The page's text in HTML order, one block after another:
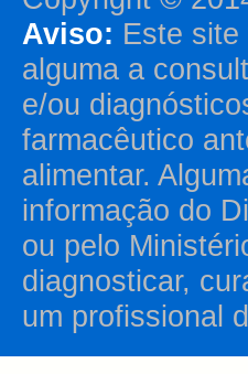
Aviso: Este
alguma a
e/ou
farmacêutico
alimentar.
informação do
ou pelo
diagnosticar,
um profissional